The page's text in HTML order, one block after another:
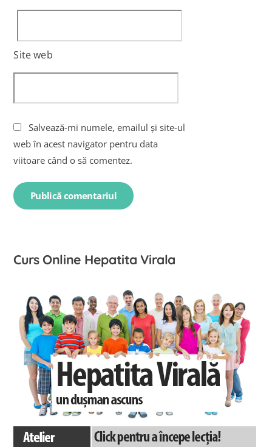
Site web
Salvează-mi numele, emailul și site-ul
web în acest navigator pentru data
viitoare când o să comentez.
Curs Online Hepatita Virala